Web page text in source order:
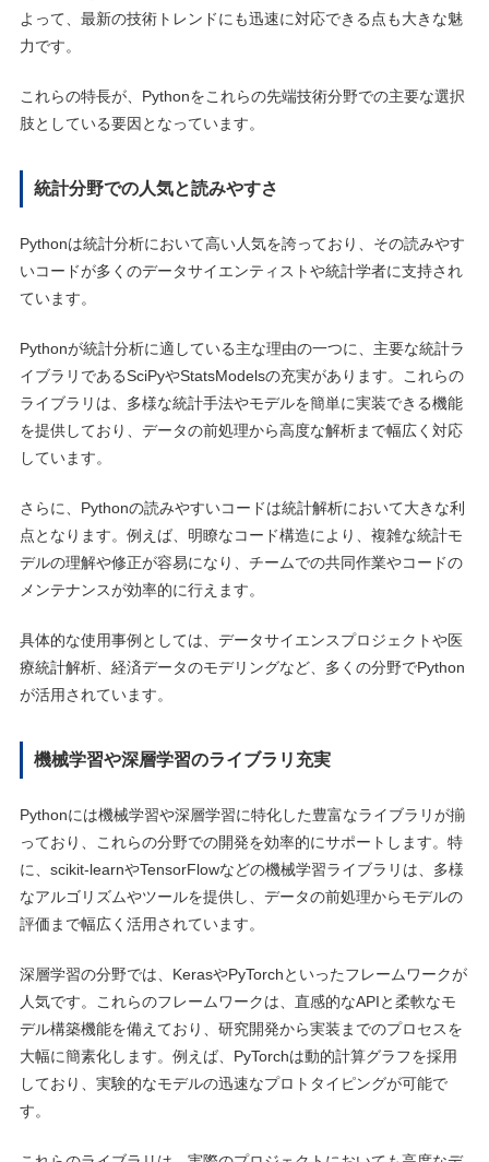
よって、最新の技術トレンドにも迅速に対応できる点も大きな魅
力です。
これらの特長が、Pythonをこれらの先端技術分野での主要な選択
肢としている要因となっています。
統計分野での人気と読みやすさ
Pythonは統計分析において高い人気を誇っており、その読みやす
いコードが多くのデータサイエンティストや統計学者に支持され
ています。
Pythonが統計分析に適している主な理由の一つに、主要な統計ラ
イブラリであるSciPyやStatsModelsの充実があります。これらの
ライブラリは、多様な統計手法やモデルを簡単に実装できる機能
を提供しており、データの前処理から高度な解析まで幅広く対応
しています。
さらに、Pythonの読みやすいコードは統計解析において大きな利
点となります。例えば、明瞭なコード構造により、複雑な統計モ
デルの理解や修正が容易になり、チームでの共同作業やコードの
メンテナンスが効率的に行えます。
具体的な使用事例としては、データサイエンスプロジェクトや医
療統計解析、経済データのモデリングなど、多くの分野でPython
が活用されています。
機械学習や深層学習のライブラリ充実
Pythonには機械学習や深層学習に特化した豊富なライブラリが揃
っており、これらの分野での開発を効率的にサポートします。特
に、scikit-learnやTensorFlowなどの機械学習ライブラリは、多様
なアルゴリズムやツールを提供し、データの前処理からモデルの
評価まで幅広く活用されています。
深層学習の分野では、KerasやPyTorchといったフレームワークが
人気です。これらのフレームワークは、直感的なAPIと柔軟なモ
デル構築機能を備えており、研究開発から実装までのプロセスを
大幅に簡素化します。例えば、PyTorchは動的計算グラフを採用
しており、実験的なモデルの迅速なプロトタイピングが可能で
す。